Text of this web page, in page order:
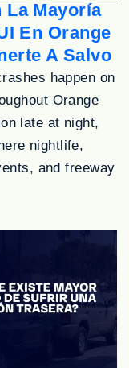
La Mayoría
En Orange
A Salvo
happen on
Orange
late at night,
nightlife,
and freeway